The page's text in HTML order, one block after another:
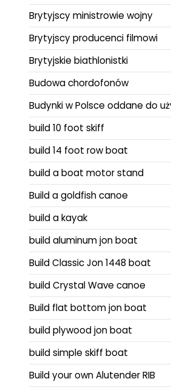
Brytyjscy ministrowie wojny
Brytyjscy producenci filmowi
Brytyjskie biathlonistki
Budowa chordofonów
Budynki w Polsce oddane do
build 10 foot skiff
build 14 foot row boat
build a boat motor stand
Build a goldfish canoe
build a kayak
build aluminum jon boat
Build Classic Jon 1448 boat
build Crystal Wave canoe
Build flat bottom jon boat
build plywood jon boat
build simple skiff boat
Build your own Alutender RIB